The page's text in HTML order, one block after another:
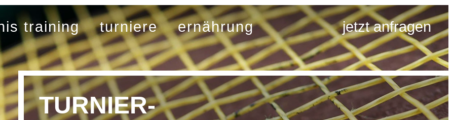
training turniere ernährung jetzt anfragen
TURNIER-